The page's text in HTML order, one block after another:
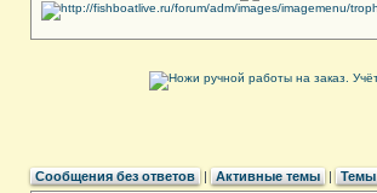
Сообщения без ответов | Активные темы | Темы